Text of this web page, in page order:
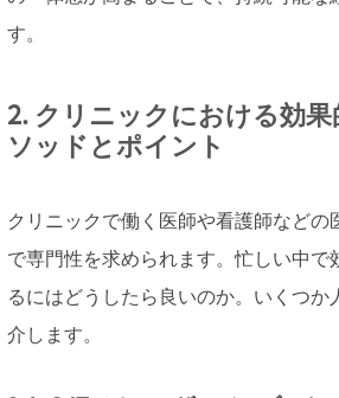
す。
2. クリニックにおける効果
ソッドとポイント
クリニックで働く医師や看護師などの
で専門性を求められます。忙しい中で
るにはどうしたら良いのか。いくつか
介します。